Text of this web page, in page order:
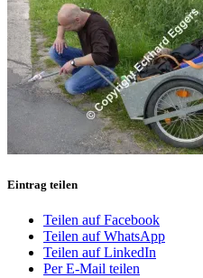
Eintrag teilen
Teilen auf Facebook
Teilen auf WhatsApp
Teilen auf LinkedIn
Per E-Mail teilen